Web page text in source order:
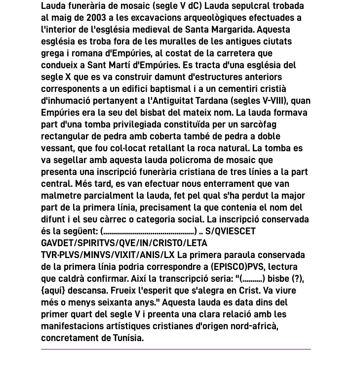
Lauda funerària de mosaic (segle V dC) Lauda sepulcral trobada
al maig de 2003 a les excavacions arqueològiques efectuades a
l'interior de l'església medieval de Santa Margarida. Aquesta
església es troba fora de les muralles de les antigues ciutats
grega i romana d'Empúries, al costat de la carretera que
condueix a Sant Martí d'Empúries. Es tracta d'una església del
segle X que es va construir damunt d'estructures anteriors
corresponents a un edifici baptismal i a un cementiri cristià
d'inhumació pertanyent a l'Antiguitat Tardana (segles V-VIII), quan
Empúries era la seu del bisbat del mateix nom. La lauda formava
part d'una tomba privilegiada constituïda per un sarcòfag
rectangular de pedra amb coberta també de pedra a doble
vessant, que fou col·locat retallant la roca natural. La tomba es
va segellar amb aquesta lauda policroma de mosaic que
presenta una inscripció funerària cristiana de tres línies a la part
central. Més tard, es van efectuar nous enterrament que van
malmetre parcialment la lauda, fet pel qual s'ha perdut la major
part de la primera línia, precisament la que contenia el nom del
difunt i el seu càrrec o categoria social. La inscripció conservada
és la següent: (..............................................) .. S/QVIESCET
GAVDET/SPIRITVS/QVE/IN/CRISTO/LETA
TVR·PLVS/MINVS/VIXIT/ANIS/LX La primera paraula conservada
de la primera línia podria correspondre a (EPISCO)PVS, lectura
que caldrà confirmar. Així la transcripció seria: "(..........) bisbe (?),
{aquí} descansa. Frueix l'esperit que s'alegra en Crist. Va viure
més o menys seixanta anys." Aquesta lauda es data dins del
primer quart del segle V i preenta una clara relació amb les
manifestacions artístiques cristianes d'origen nord-africà,
concretament de Tunísia.